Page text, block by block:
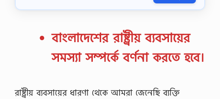
2
বাংলাদেশের রাষ্ট্রীয় ব্যবসায়ের
সমস্যা সম্পর্কে বর্ণনা করতে হবে।
রাষ্ট্রীয় ব্যবসায়ের ধারণা থেকে আমরা জেনেছি ব্যক্তি